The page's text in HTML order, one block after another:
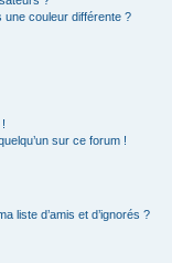
une couleur différente ?
sur ce forum !
liste d’amis et d’ignorés ?